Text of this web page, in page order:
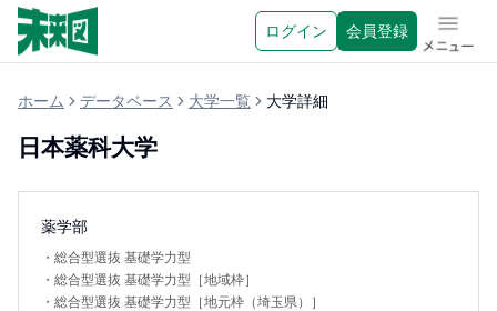
ログイン 会員登録 メニュ
ホーム データベース 大学一覧 大学詳細
日本薬科大学
薬学部
・ 総合型選抜 基礎学力型
・ 総合型選抜 基礎学力型［地域枠］
・ 総合型選抜 基礎学力型［地元枠（埼玉県）］